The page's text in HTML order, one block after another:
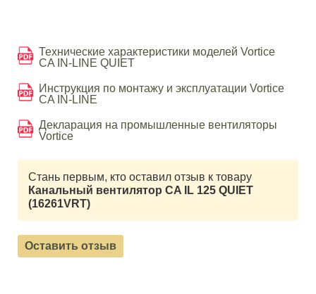
Технические характеристики моделей Vortice
CA IN-LINE QUIET
Инструкция по монтажу и эксплуатации Vortice
CA IN-LINE
Декларация на промышленные вентиляторы
Vortice
Стань первым, кто оставил отзыв к товару
Канальный вентилятор CA IL 125 QUIET
(16261VRT)
Оставить отзыв